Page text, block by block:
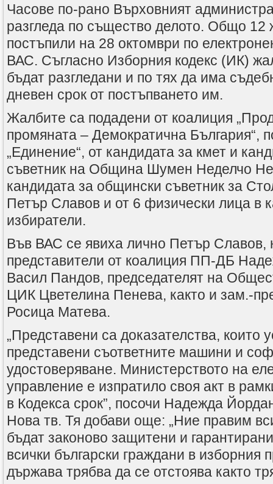
Часове по-рано Върховният
разгледа по същество делото. Общо 12
постъпили на 28 октомври по
ВАС. Съгласно Изборния кодекс (ИК)
бъдат разгледани и по тях да има
дневен срок от постъпването им.
Жалбите са подадени от коалиция
промяната – Демократична България“,
„Единение“, от кандидата за кмет и
съветник на Община Шумен Неделчо
кандидата за общински съветник за
Петър Славов и от 6 физически лица в
избиратели.
Във ВАС се явиха лично Петър Славов,
представители от коалиция ПП-ДБ
Васил Пандов, председателят на
ЦИК Цветелина Пенева, както и зам.-
Росица Матева.
„Представени са доказателства, които
представени съответните машини и
удостоверяване. Министерството на
управление е изпратило своя акт в
в Кодекса срок”, посочи Надежда
Нова тв. Тя добави още: „Ние правим
бъдат законово защитени и
всички български граждани в изборния
държава трябва да се отстоява както